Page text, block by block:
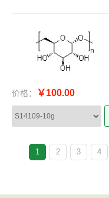
价格： ￥100.00
1 2 3 4